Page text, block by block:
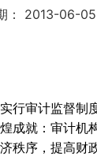
： 2013-06-05
行审计监督制
成就：审计机
秩序，提高财